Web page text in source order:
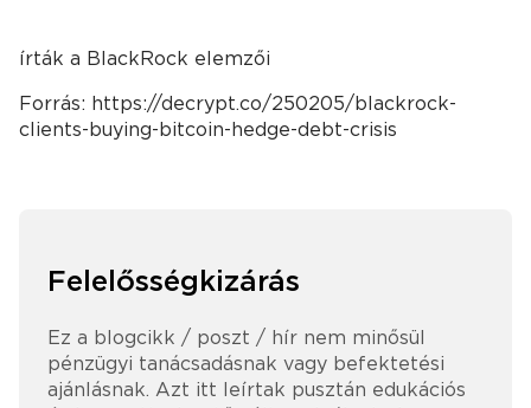
írták a BlackRock elemzői
Forrás: https://decrypt.co/250205/blackrock-
clients-buying-bitcoin-hedge-debt-crisis
Felelősségkizárás
Ez a blogcikk / poszt / hír nem minősül
pénzügyi tanácsadásnak vagy befektetési
ajánlásnak. Azt itt leírtak pusztán edukációs